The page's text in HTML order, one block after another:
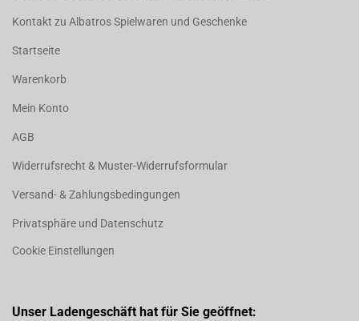
Kontakt zu Albatros Spielwaren und Geschenke
Startseite
Warenkorb
Mein Konto
AGB
Widerrufsrecht & Muster-Widerrufsformular
Versand- & Zahlungsbedingungen
Privatsphäre und Datenschutz
Cookie Einstellungen
Unser Ladengeschäft hat für Sie geöffnet: